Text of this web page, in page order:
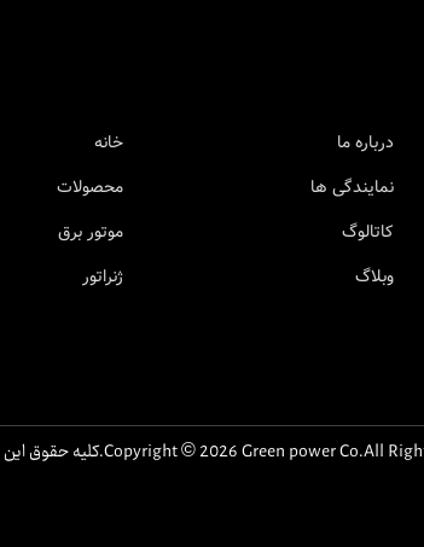
درباره ما
نمایندگی ها
کاتالوگ
وبلاگ
خانه
محصولات
موتور برق
ژنراتور